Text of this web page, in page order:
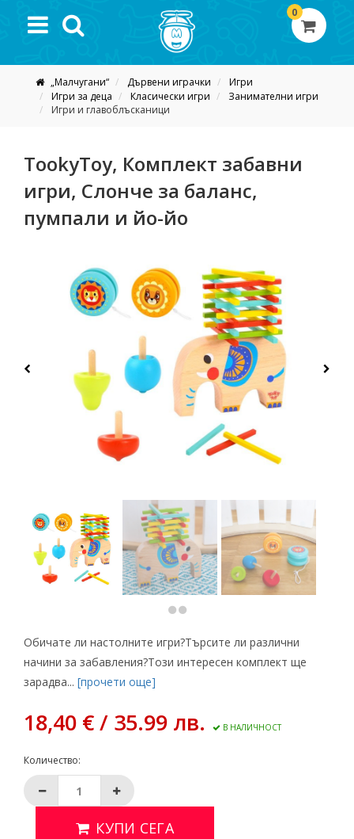
0
„Малчугани“ Дървени играчки
Игри
Игри за деца
Класически игри
Занимателни игри
Игри и главоблъсканици
TookyToy, Комплект забавни
игри, Слонче за баланс,
пумпали и йо-йо
Обичате ли настолните игри?Търсите ли различни
начини за забавления?Този интересен комплект ще
зарадва... [прочети още]
18,40 € / 35.99 лв. В НАЛИЧНОСТ
Количество:
КУПИ СЕГА